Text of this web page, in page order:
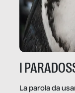
I
La parola da